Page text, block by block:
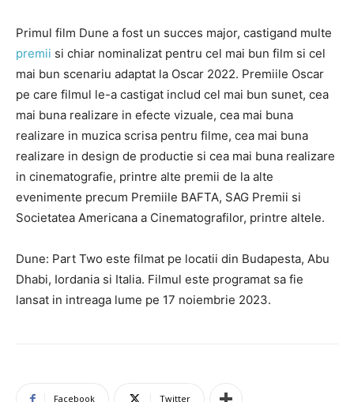
Primul film Dune a fost un succes major, castigand multe
premii si chiar nominalizat pentru cel mai bun film si cel
mai bun scenariu adaptat la Oscar 2022. Premiile Oscar
pe care filmul le-a castigat includ cel mai bun sunet, cea
mai buna realizare in efecte vizuale, cea mai buna
realizare in muzica scrisa pentru filme, cea mai buna
realizare in design de productie si cea mai buna realizare
in cinematografie, printre alte premii de la alte
evenimente precum Premiile BAFTA, SAG Premii si
Societatea Americana a Cinematografilor, printre altele.
Dune: Part Two este filmat pe locatii din Budapesta, Abu
Dhabi, Iordania si Italia. Filmul este programat sa fie
lansat in intreaga lume pe 17 noiembrie 2023.
Facebook Twitter